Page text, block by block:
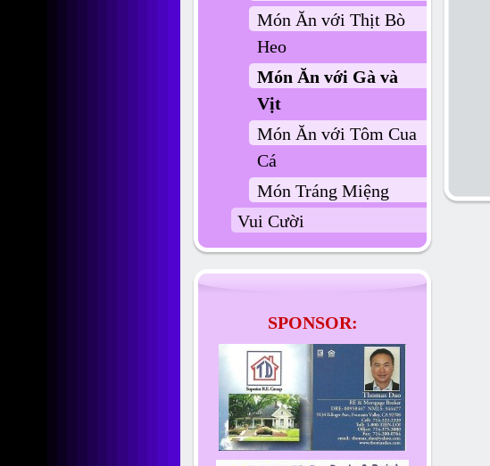
Món Ăn với Thịt Bò
Heo
Món Ăn với Gà và
Vịt
Món Ăn với Tôm Cua
Cá
Món Tráng Miệng
Vui Cười
SPONSOR: